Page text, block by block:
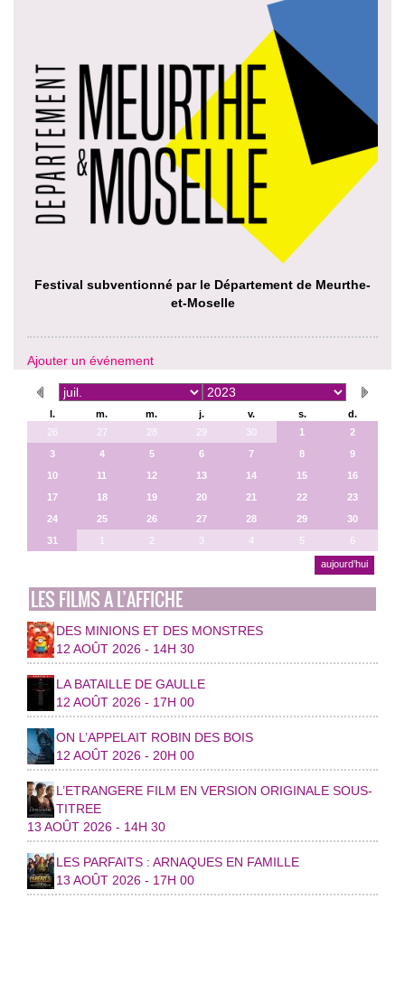
Festival subventionné par le Département de Meurthe-
et-Moselle
Ajouter un événement
l. m. m. j. v. s.
d.
26
27 28 29 30 1
2
3
4 5 6 7 8
9
10
11 12 13 14 15
16
17
18 19 20 21 22
23
24
25 26 27 28 29
30
31
1 2 3 4 5 6
aujourd’hui
LES FILMS A L’AFFICHE
DES MINIONS ET DES MONSTRES
12 AOÛT 2026 - 14H 30
LA BATAILLE DE GAULLE
12 AOÛT 2026 - 17H 00
ON L’APPELAIT ROBIN DES BOIS
12 AOÛT 2026 - 20H 00
L’ETRANGERE FILM EN VERSION ORIGINALE SOUS-
TITREE
13 AOÛT 2026 - 14H 30
LES PARFAITS : ARNAQUES EN FAMILLE
13 AOÛT 2026 - 17H 00